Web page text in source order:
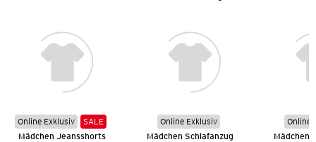
Online Exklusiv
SALE
Mädchen Jeansshorts
Online Exklusiv
Mädchen Schlafanzug
Online
Mädchen